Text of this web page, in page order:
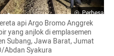
Perbesar
api Argo Bromo Anggrek
yang anjlok di emplasemen
Subang, Jawa Barat, Jumat
Abdan Syakura